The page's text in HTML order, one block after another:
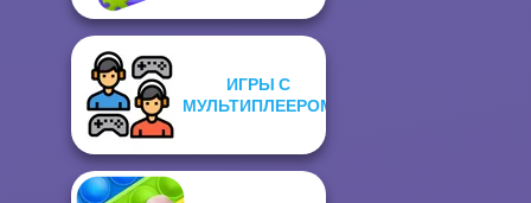
ИГРЫ С
МУЛЬТИПЛЕЕРОМ